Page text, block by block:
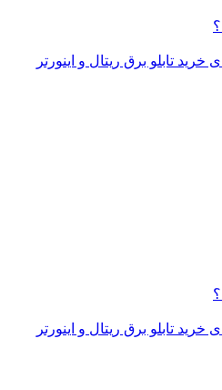
تابلو برق ریتال و اینورتر
تابلو برق ریتال و اینورتر